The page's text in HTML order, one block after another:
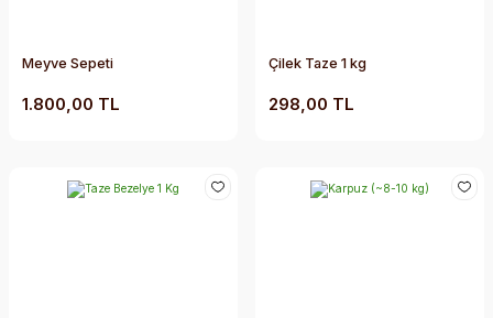
Meyve Sepeti
1.800,00 TL
Çilek Taze 1 kg
298,00 TL